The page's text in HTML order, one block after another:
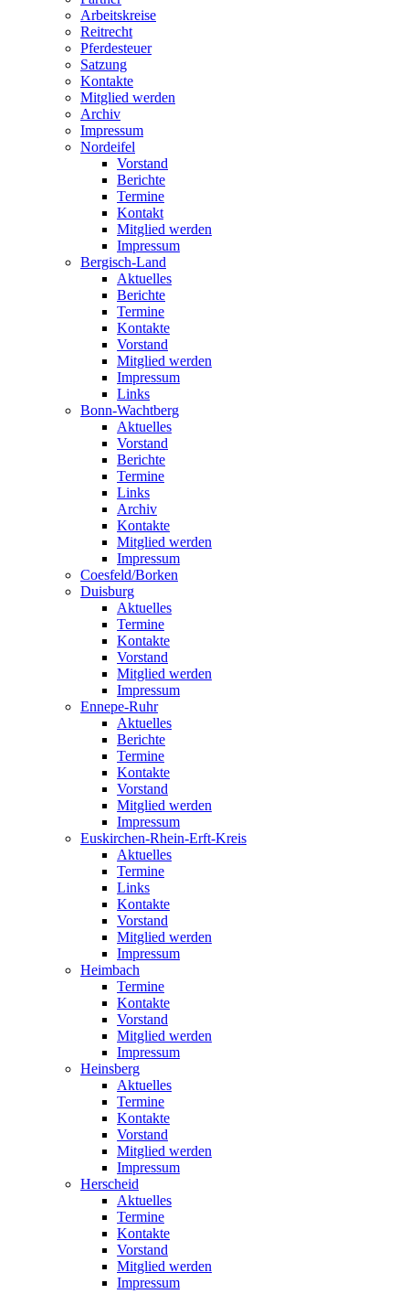
Arbeitskreise
Reitrecht
Pferdesteuer
Satzung
Kontakte
Mitglied werden
Archiv
Impressum
Nordeifel
Vorstand
Berichte
Termine
Kontakt
Mitglied werden
Impressum
Bergisch-Land
Aktuelles
Berichte
Termine
Kontakte
Vorstand
Mitglied werden
Impressum
Links
Bonn-Wachtberg
Aktuelles
Vorstand
Berichte
Termine
Links
Archiv
Kontakte
Mitglied werden
Impressum
Coesfeld/Borken
Duisburg
Aktuelles
Termine
Kontakte
Vorstand
Mitglied werden
Impressum
Ennepe-Ruhr
Aktuelles
Berichte
Termine
Kontakte
Vorstand
Mitglied werden
Impressum
Euskirchen-Rhein-Erft-Kreis
Aktuelles
Termine
Links
Kontakte
Vorstand
Mitglied werden
Impressum
Heimbach
Termine
Kontakte
Vorstand
Mitglied werden
Impressum
Heinsberg
Aktuelles
Termine
Kontakte
Vorstand
Mitglied werden
Impressum
Herscheid
Aktuelles
Termine
Kontakte
Vorstand
Mitglied werden
Impressum